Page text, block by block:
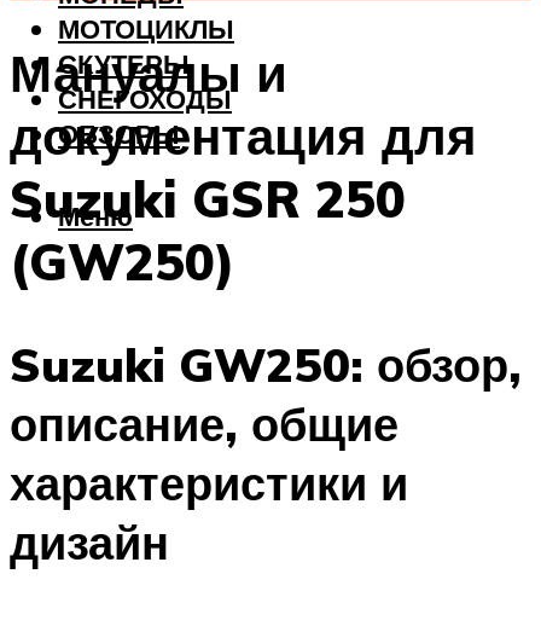
МОТОЦИКЛЫ
СКУТЕРЫ
СНЕГОХОДЫ
ОБЗОРЫ
Меню
Мануалы и
документация для
Suzuki GSR 250
(GW250)
Suzuki GW250: обзор,
описание, общие
характеристики и
дизайн